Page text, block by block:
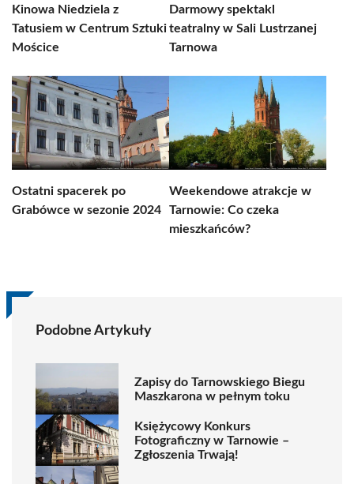
Kinowa Niedziela z
Tatusiem w Centrum Sztuki
Mościce
Darmowy spektakl
teatralny w Sali Lustrzanej
Tarnowa
Ostatni spacerek po
Grabówce w sezonie 2024
Weekendowe atrakcje w
Tarnowie: Co czeka
mieszkańców?
Podobne Artykuły
Zapisy do Tarnowskiego Biegu
Maszkarona w pełnym toku
Księżycowy Konkurs
Fotograficzny w Tarnowie –
Zgłoszenia Trwają!